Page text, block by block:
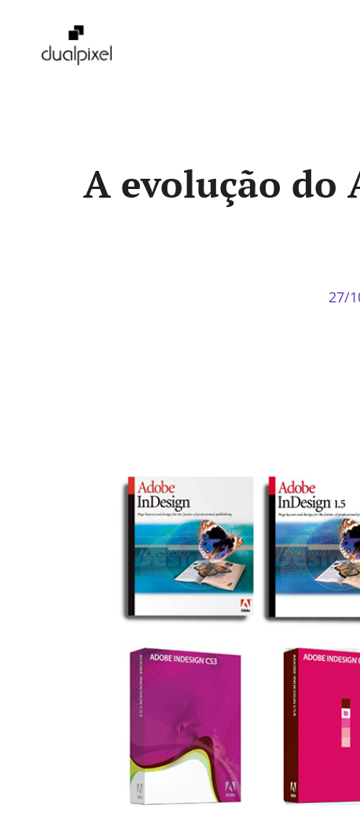
A evolução do
27/